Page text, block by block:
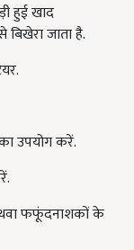
हुई खाद
जाता है.
उपयोग करें.
फफूंदनाशकों के